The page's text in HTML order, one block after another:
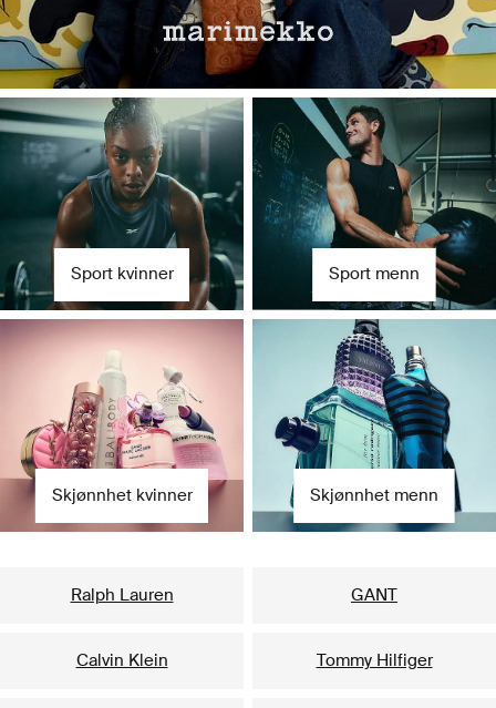
Sport kvinner Sport menn
Skjønnhet kvinner Skjønnhet menn
Ralph Lauren GANT
Calvin Klein Tommy Hilfiger